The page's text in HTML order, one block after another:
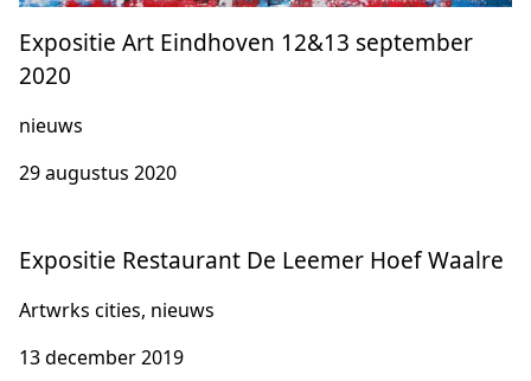
Expositie Art Eindhoven 12&13 september
2020
nieuws
29 augustus 2020
Expositie Restaurant De Leemer Hoef Waalre
Artwrks cities, nieuws
13 december 2019